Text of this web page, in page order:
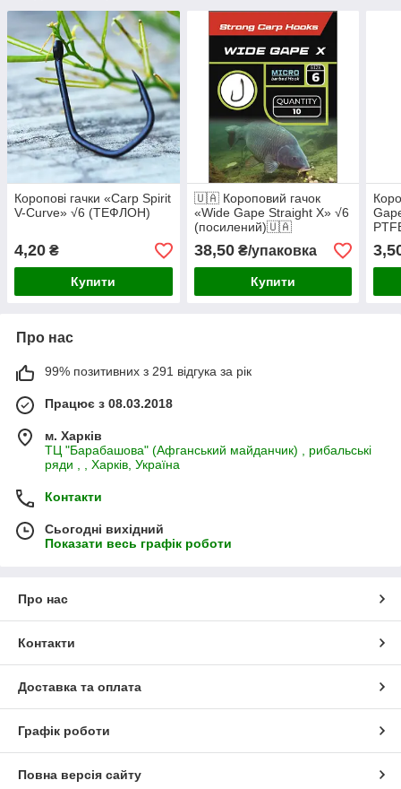
Коропові гачки «Carp Spirit
V-Curve» √6 (ТЕФЛОН)
4,20 ₴
Купити
🇺🇦 Короповий гачок
«Wide Gape Straight Х» √6
(посилений)🇺🇦
38,50₴/упаковка
Купити
Про нас
99% позитивних з 291 відгука за рік
Працює з 08.03.2018
м. Харків
ТЦ "Барабашова" (Афганський майданчик) , рибальські
ряди , , Харків, Україна
Контакти
Сьогодні вихідний
Показати весь графік роботи
Про нас
Контакти
Доставка та оплата
Графік роботи
Повна версія сайту